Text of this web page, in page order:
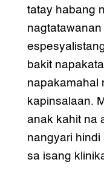
tatay habang
bakit
napakamahal
kapinsalaan.
anak kahit na
nangyari
sa isang